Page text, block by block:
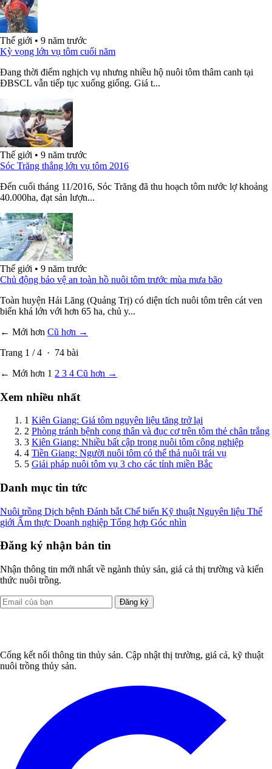
Thế giới • 9 năm trước
Kỳ vọng lớn vụ tôm cuối năm
Đang thời điểm nghịch vụ nhưng nhiều hộ nuôi tôm thâm canh tại
ĐBSCL vẫn tiếp tục xuống giống. Giá t...
Thế giới • 9 năm trước
Sóc Trăng thắng lớn vụ tôm 2016
Đến cuối tháng 11/2016, Sóc Trăng đã thu hoạch tôm nước lợ khoảng
40.000ha, đạt sản lượn...
Thế giới • 9 năm trước
Chủ động bảo vệ an toàn hồ nuôi tôm trước mùa mưa bão
Toàn huyện Hải Lăng (Quảng Trị) có diện tích nuôi tôm trên cát ven
biển khá lớn với hơn 65 ha, chủ y...
← Mới hơn Cũ hơn →
Trang 1 /4 · 74 bài
← Mới hơn 1 2 3 4 Cũ hơn →
Xem nhiều nhất
1 Kiên Giang: Giá tôm nguyên liệu tăng trở lại
2 Phòng tránh bệnh cong thân và đục cơ trên tôm thẻ chân trắng
3 Kiên Giang: Nhiều bất cập trong nuôi tôm công nghiệp
4 Tiền Giang: Người nuôi tôm có thể thả nuôi trái vụ
5 Giải pháp nuôi tôm vụ 3 cho các tỉnh miền Bắc
Danh mục tin tức
Nuôi trồng Dịch bệnh Đánh bắt Chế biến Kỹ thuật Nguyên liệu Thế
giới Ẩm thực Doanh nghiệp Tổng hợp Góc nhìn
Đăng ký nhận bản tin
Nhận thông tin mới nhất về ngành thủy sản, giá cả thị trường và kiến
thức nuôi trồng.
Đăng ký
Cổng kết nối thông tin thủy sản. Cập nhật thị trường, giá cả, kỹ thuật
nuôi trồng thủy sản.